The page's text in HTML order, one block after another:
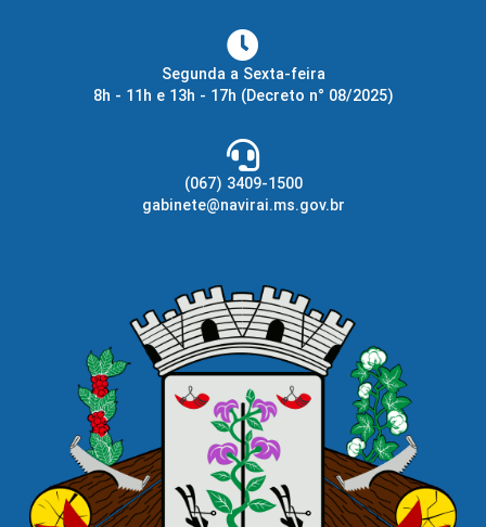
Segunda a Sexta-feira
8h - 11h e 13h - 17h (Decreto n° 08/2025)
(067) 3409-1500
gabinete@navirai.ms.gov.br